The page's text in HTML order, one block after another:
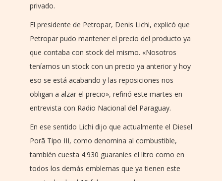
privado.
El presidente de Petropar, Denis Lichi, explicó que
Petropar pudo mantener el precio del producto ya
que contaba con stock del mismo. «Nosotros
teníamos un stock con un precio ya anterior y hoy
eso se está acabando y las reposiciones nos
obligan a alzar el precio», refirió este martes en
entrevista con Radio Nacional del Paraguay.
En ese sentido Lichi dijo que actualmente el Diesel
Porã Tipo III, como denomina al combustible,
también cuesta 4.930 guaraníes el litro como en
todos los demás emblemas que ya tienen este